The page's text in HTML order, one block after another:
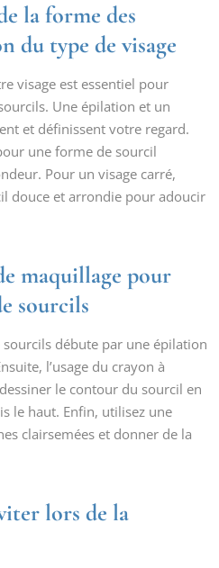
la forme des
du type de visage
visage est essentiel pour
Une épilation et un
et définissent votre regard.
une forme de sourcil
Pour un visage carré,
douce et arrondie pour adoucir
maquillage pour
sourcils
débute par une épilation
l’usage du crayon à
le contour du sourcil en
le haut. Enfin, utilisez une
clairsemées et donner de la
lors de la